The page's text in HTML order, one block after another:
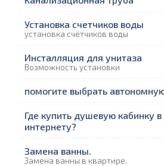
Установка счетчиков воды
установка счётчиков воды
Инсталляция для унитаза
Возможность установки
помогите выбрать
Где купить душевую кабинку
интернету?
Замена ванны.
Замена ванны в квартире.